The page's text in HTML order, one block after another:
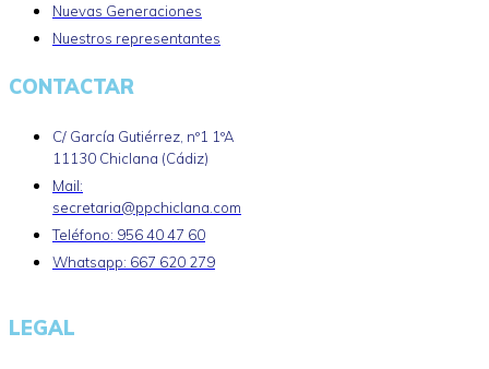
Nuevas Generaciones
Nuestros representantes
CONTACTAR
C/ García Gutiérrez, nº1 1ºA
11130 Chiclana (Cádiz)
Mail:
secretaria@ppchiclana.com
Teléfono: 956 40 47 60
Whatsapp: 667 620 279
LEGAL